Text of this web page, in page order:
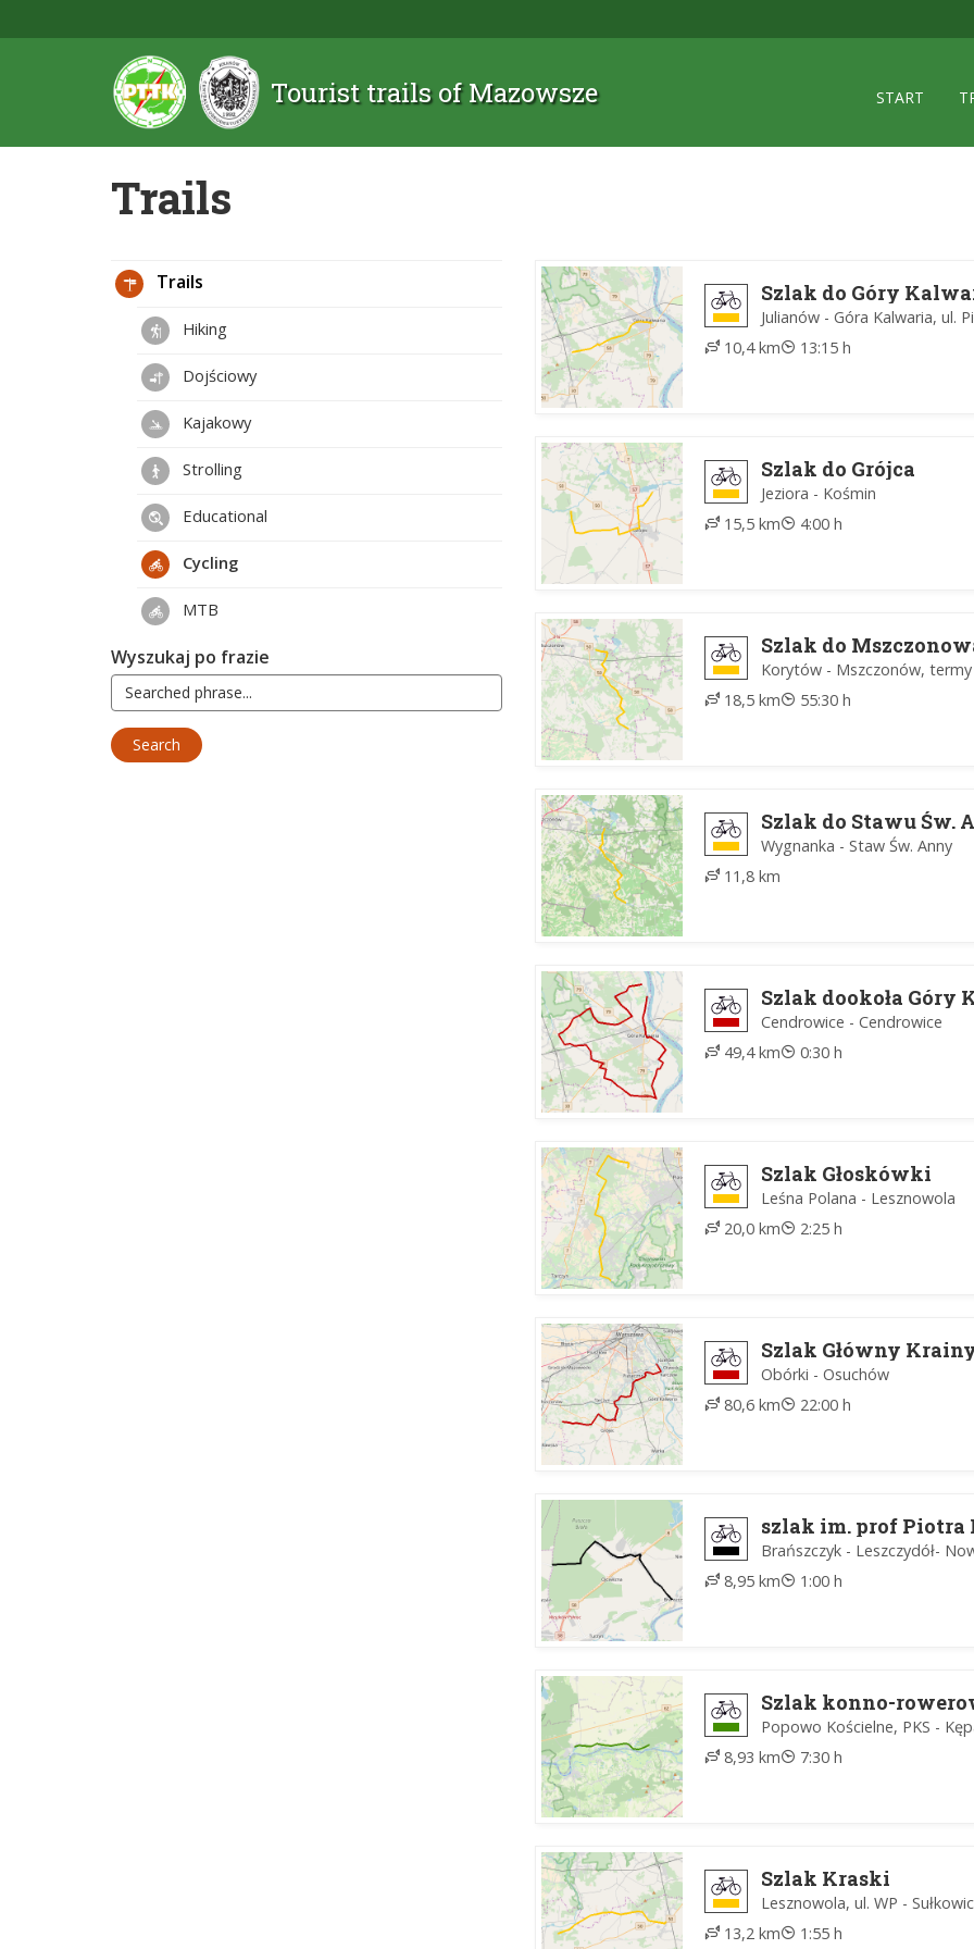
Tourist trails of Mazowsze START
Trails
Szlak do Góry
Julianów - Góra Kalwaria, ul.
10,4 km
13:15 h
Szlak do Grójca
Jeziora - Kośmin
15,5 km
4:00 h
Szlak do
Korytów - Mszczonów, termy
18,5 km
55:30 h
Szlak do Stawu Św.
Wygnanka - Staw Św. Anny
11,8 km
Szlak dookoła Góry
Cendrowice - Cendrowice
49,4 km
0:30 h
Szlak Głoskówki
Leśna Polana - Lesznowola
20,0 km
2:25 h
Szlak Główny
Obórki - Osuchów
80,6 km
22:00 h
szlak im. prof Piotra
Brańszczyk - Leszczydół-
8,95 km
1:00 h
Szlak konno-
Popowo Kościelne, PKS -
8,93 km
7:30 h
Szlak Kraski
Lesznowola, ul. WP -
13,2 km
1:55 h
Trails
Hiking
Dojściowy
Kajakowy
Strolling
Educational
Cycling
MTB
Wyszukaj po frazie